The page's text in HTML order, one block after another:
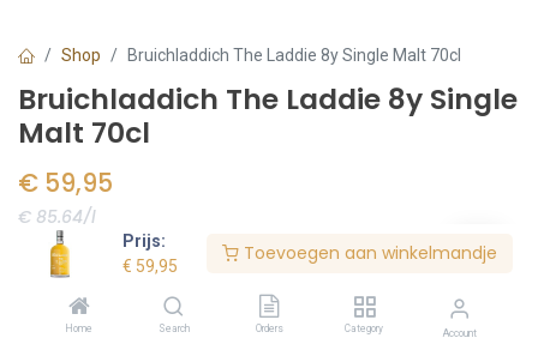
Prijs:
€ 59,95
Toevoegen aan winkelmandje
Home Search Orders Category Account
Shop Bruichladdich The Laddie 8y Single Malt 70cl
Bruichladdich The Laddie 8y Single
Malt 70cl
€ 59,95
€ 85.64/l
Voorraad:1stuk(s)